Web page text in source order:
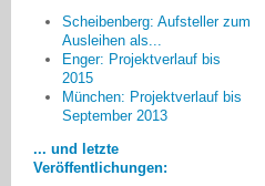
Scheibenberg: Aufsteller zum
Ausleihen als...
Enger: Projektverlauf bis
2015
München: Projektverlauf bis
September 2013
... und letzte
Veröffentlichungen:
Nicht nur die angesprochenen
Institutionen sondern auch die
Menschen in Enger haben sich
geöffnet, indem sie uns auf der